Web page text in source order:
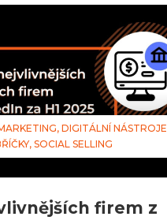
DIGITÁLNÍ NÁSTROJE
SOCIAL SELLING
firem z